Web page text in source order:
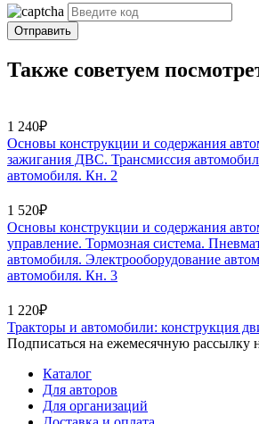
Отправить
Также советуем
1 240₽
Основы конструкции и содержания
зажигания ДВС. Трансмиссия
автомобиля. Кн. 2
1 520₽
Основы конструкции и содержания
управление. Тормозная система.
автомобиля. Электрооборудование
автомобиля. Кн. 3
1 220₽
Тракторы и автомобили: конструкция
Подписаться на ежемесячную рассылку
Каталог
Для авторов
Для организаций